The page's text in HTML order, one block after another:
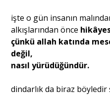
işte o gün insanın
alkışlarından önce
çünkü allah katında
değil,
nasıl yürüdüğündür.
dindarlık da biraz böyledir